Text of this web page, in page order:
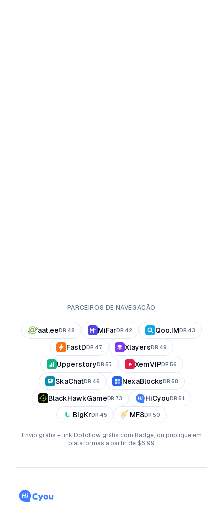
PARCEIROS DE NAVEGAÇÃO
aat.ee DR 48 MiFar DR 42 Qoo.IM DR 43
FastD DR 47 Xlayers DR 49
Upperstory DR 57 XemVIPDR 56
SkaChatDR 46 NexaBlocks DR 58
BlackHawkGame DR 73 HiCyou DR 51
BigKr DR 45 MF8DR 50
Envio grátis + link Dofollow grátis com Badge; ou publique em
plataformas a partir de $6.99